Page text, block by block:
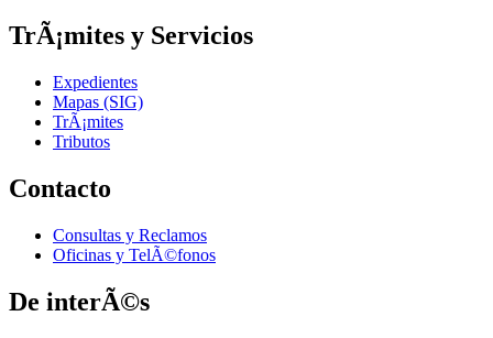
TrÃ¡mites y Servicios
Expedientes
Mapas (SIG)
TrÃ¡mites
Tributos
Contacto
Consultas y Reclamos
Oficinas y TelÃ©fonos
De interÃ©s